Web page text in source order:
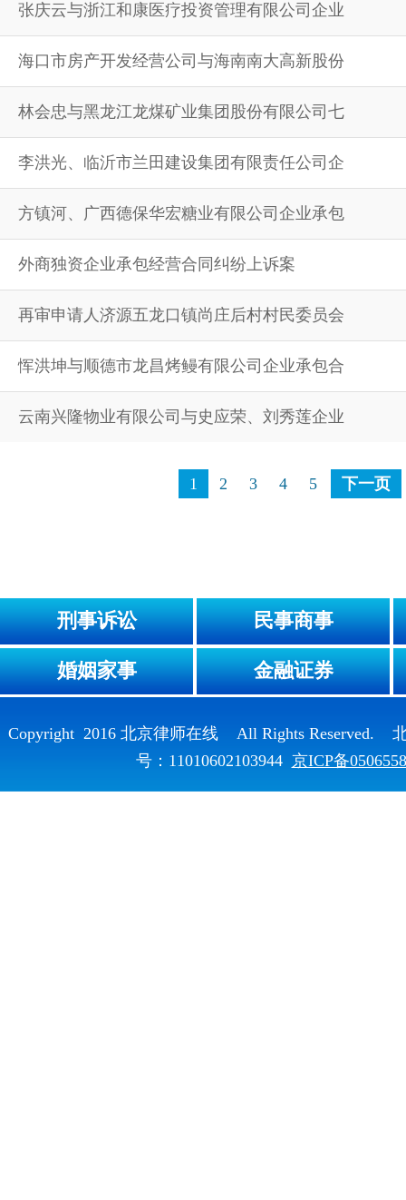
张庆云与浙江和康医疗投资管理有限公司企业
海口市房产开发经营公司与海南南大高新股份
林会忠与黑龙江龙煤矿业集团股份有限公司七
李洪光、临沂市兰田建设集团有限责任公司企
方镇河、广西德保华宏糖业有限公司企业承包
外商独资企业承包经营合同纠纷上诉案
再审申请人济源五龙口镇尚庄后村村民委员会
恽洪坤与顺德市龙昌烤鳗有限公司企业承包合
云南兴隆物业有限公司与史应荣、刘秀莲企业
1 2 3 4 5 下一页
刑事诉讼 民事商事
婚姻家事 金融证券
Copyright 2016 北京律师在线 All Rights Reserved.
号：11010602103944 京ICP备